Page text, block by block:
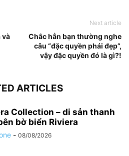
và
Next article
Chắc hẳn bạn thường nghe
câu “đặc quyền phái đẹp”,
vậy đặc quyền đó là gì?!
ARTICLES
Collection – di sản thanh
bờ biển Riviera
- 08/08/2026